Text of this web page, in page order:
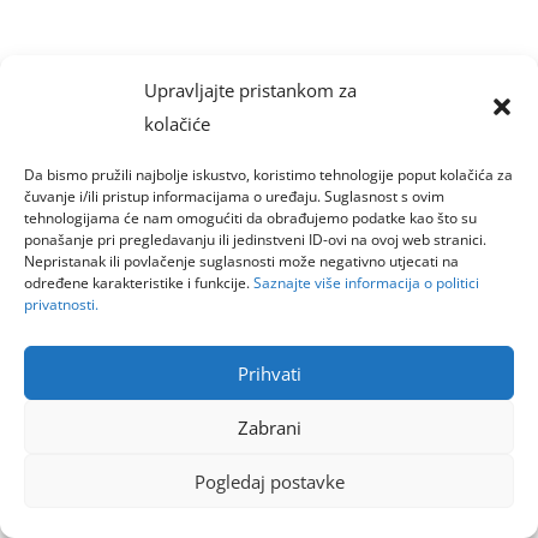
Upravljajte pristankom za
kolačiće
Da bismo pružili najbolje iskustvo, koristimo tehnologije poput kolačića za
čuvanje i/ili pristup informacijama o uređaju. Suglasnost s ovim
tehnologijama će nam omogućiti da obrađujemo podatke kao što su
ponašanje pri pregledavanju ili jedinstveni ID-ovi na ovoj web stranici.
Nepristanak ili povlačenje suglasnosti može negativno utjecati na
određene karakteristike i funkcije.Saznajte više informacija o politici
privatnosti.
Prihvati
Zabrani
Pogledaj postavke